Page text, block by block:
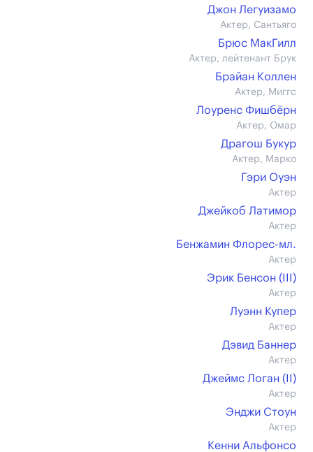
Джон Легуизамо
Актер, Сантьяго
Брюс МакГилл
Актер, лейтенант Брук
Брайан Коллен
Актер, Миггс
Лоуренс Фишбёрн
Актер, Омар
Драгош Букур
Актер, Марко
Гэри Оуэн
Актер
Джейкоб Латимор
Актер
Бенжамин Флорес-мл.
Актер
Эрик Бенсон (III)
Актер
Луэнн Купер
Актер
Дэвид Баннер
Актер
Джеймс Логан (II)
Актер
Энджи Стоун
Актер
Кенни Альфонсо